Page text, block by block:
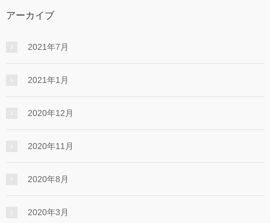
アーカイブ
2021年7月
2021年1月
2020年12月
2020年11月
2020年8月
2020年3月